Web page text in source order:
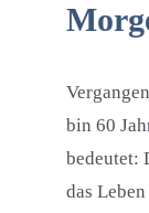
bin 60
bedeutet:
das